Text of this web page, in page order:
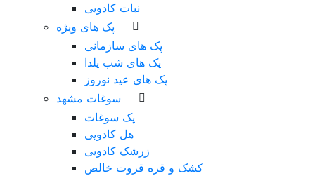
نبات کادویی
پک های ویژه
پک های سازمانی
پک های شب یلدا
پک های عید نوروز
سوغات مشهد
پک سوغات
هل کادویی
زرشک کادویی
کشک و قره قروت خالص